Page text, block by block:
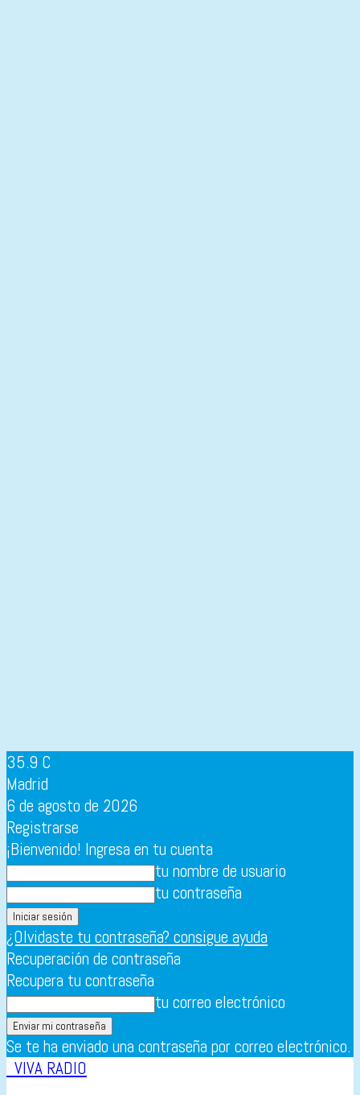
35.9 C
Madrid
6 de agosto de 2026
Registrarse
¡Bienvenido! Ingresa en tu cuenta
tu nombre de usuario
tu contraseña
¿Olvidaste tu contraseña? consigue ayuda
Recuperación de contraseña
Recupera tu contraseña
tu correo electrónico
Se te ha enviado una contraseña por correo electrónico.
VIVA RADIO